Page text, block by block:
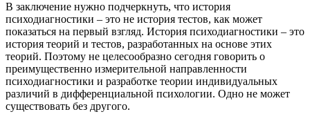
В заключение нужно подчеркнуть, что история
психодиагностики – это не история тестов, как может
показаться на первый взгляд. История психодиагностики – это
история теорий и тестов, разработанных на основе этих
теорий. Поэтому не целесообразно сегодня говорить о
преимущественно измерительной направленности
психодиагностики и разработке теории индивидуальных
различий в дифференциальной психологии. Одно не может
существовать без другого.